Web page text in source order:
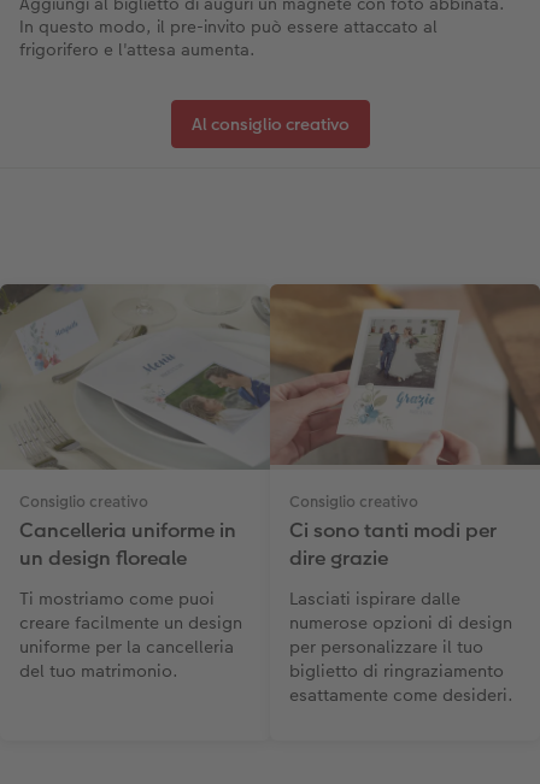
In questo modo, il pre-invito può essere attaccato al
frigorifero e l'attesa aumenta.
Al consiglio creativo
Consiglio creativo
Cancelleria uniforme in
un design floreale
Ti mostriamo come puoi
creare facilmente un design
uniforme per la cancelleria
del tuo matrimonio.
Consiglio creativo
Ci sono tanti modi per
dire grazie
Lasciati ispirare dalle
numerose opzioni di design
per personalizzare il tuo
biglietto di ringraziamento
esattamente come desideri.